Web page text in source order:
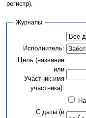
регистр).
Журналы
Исполнитель:
Цель (название
или
Участник:имя
участника):
С даты (и